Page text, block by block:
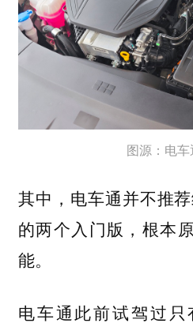
图源：电
其中，电车通并不推
的两个入门版，根本
能。
电车通此前试驾过